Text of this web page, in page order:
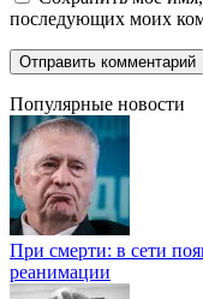
последующих моих
Популярные новости
При смерти: в сети
реанимации